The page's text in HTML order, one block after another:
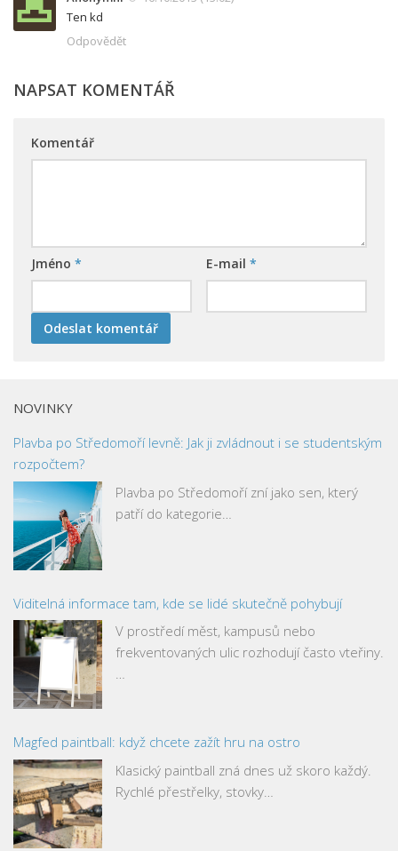
Ten kd
Odpovědět
NAPSAT KOMENTÁŘ
Komentář
Jméno * E-mail *
NOVINKY
Plavba po Středomoří levně: Jak ji zvládnout i se studentským
rozpočtem?
Plavba po Středomoří zní jako sen, který
patří do kategorie…
Viditelná informace tam, kde se lidé skutečně pohybují
V prostředí měst, kampusů nebo
frekventovaných ulic rozhodují často vteřiny.
…
Magfed paintball: když chcete zažít hru na ostro
Klasický paintball zná dnes už skoro každý.
Rychlé přestřelky, stovky…